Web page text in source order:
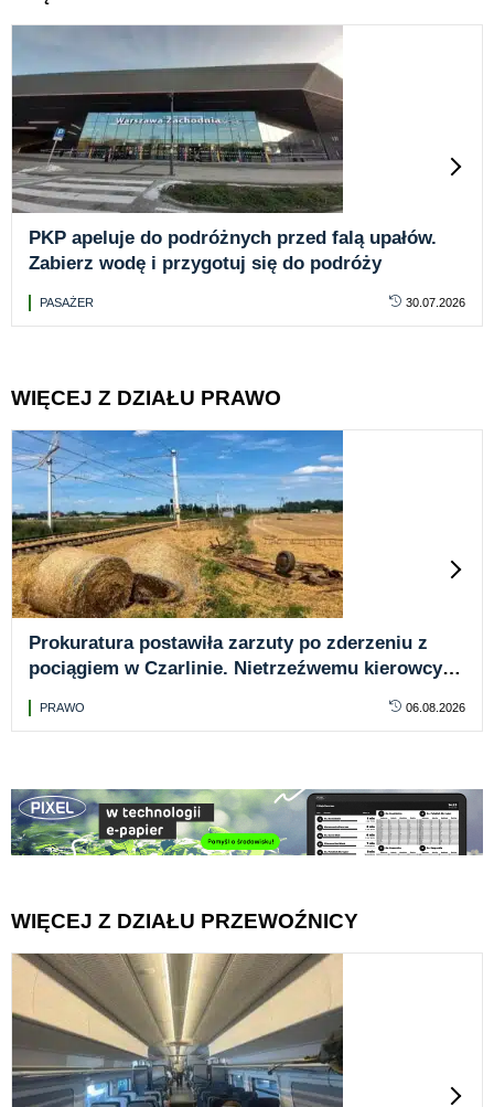
PKP apeluje do podróżnych przed falą upałów.
Zabierz wodę i przygotuj się do podróży
PASAŻER 30.07.2026
WIĘCEJ Z DZIAŁU PRAWO
Prokuratura postawiła zarzuty po zderzeniu z
pociągiem w Czarlinie. Nietrzeźwemu kierowcy
PRAWO 06.08.2026
WIĘCEJ Z DZIAŁU PRZEWOŹNICY